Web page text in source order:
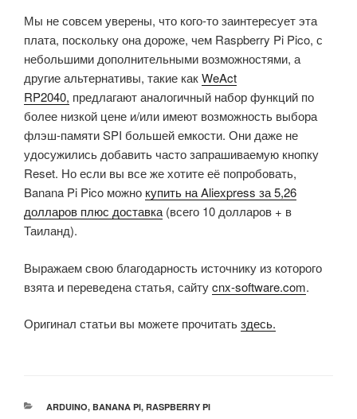
Мы не совсем уверены, что кого-то заинтересует эта
плата, поскольку она дороже, чем Raspberry Pi Pico, с
небольшими дополнительными возможностями, а
другие альтернативы, такие какWeAct
RP2040, предлагают аналогичный набор функций по
более низкой цене и/или имеют возможность выбора
флэш-памяти SPI большей емкости. Они даже не
удосужились добавить часто запрашиваемую кнопку
Reset. Но если вы все же хотите её попробовать,
Banana Pi Pico можно купить на Aliexpress за 5,26
долларов плюс доставка(всего 10 долларов + в
Таиланд).
Выражаем свою благодарность источнику из которого
взята и переведена статья, сайтуcnx-software.com.
Оригинал статьи вы можете прочитатьздесь.
РУБРИКИ
ARDUINO, BANANA PI, RASPBERRY PI